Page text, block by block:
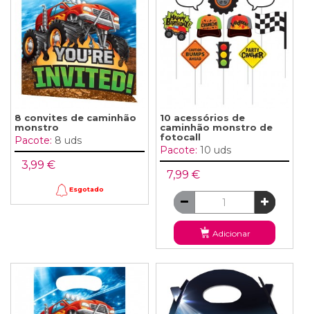
8 convites de caminhão
monstro
Pacote: 8 uds
3,99 €
Esgotado
10 acessórios de
caminhão monstro de
fotocall
Pacote: 10 uds
7,99 €
Adicionar